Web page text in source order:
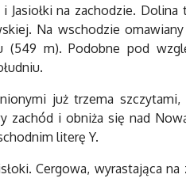
Jasiołki na zachodzie.
Na wschodzie
(549 m). Podobne pod
już trzema
zachód i obniża się nad
literę Y.
Cergowa, wyrastająca